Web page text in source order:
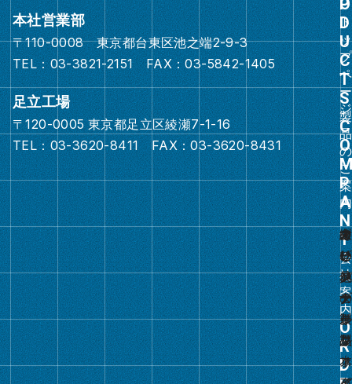
本社営業部
〒110-0008 東京都台東区池之端2-9-3
TEL：03-3821-2151 FAX：03-5842-1405
足立工場
〒120-0005 東京都足立区綾瀬7-1-16
TEL：03-3620-8411 FAX：03-3620-8431
ト
ッ
プ
ペ
ー
ジ
ー
プ
リ
ン
ク
会
社
案
内
グ
ル
ー
プ
リ
ン
ク
グ
ル
ー
製
品
の
ご
案
内
オ
リ
ジ
ナ
ル
フ
ァ
白
い
フ
ァ
イ
ル
・
ス
ー
パ
ー
ク
リ
ス
カ
レ
ン
ダ
ー
製
本
オ
リ
ジ
ナ
ル
ク
リ
タ
ビ
メ
モ
リ
そ
の
他
の
製
品
綴
じ
具